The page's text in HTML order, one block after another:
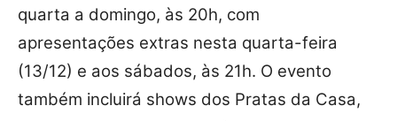
quarta a domingo, às 20h, com
apresentações extras nesta quarta-feira
(13/12) e aos sábados, às 21h. O evento
também incluirá shows dos Pratas da Casa,